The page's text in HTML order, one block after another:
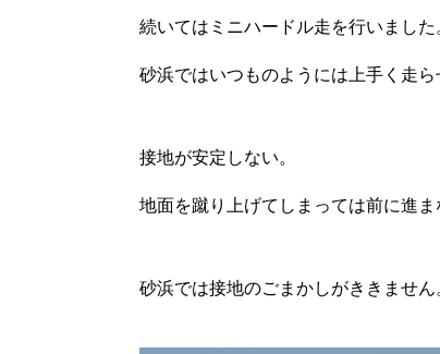
続いてはミニハードル走を行いました
砂浜ではいつものようには上手く走ら
接地が安定しない。
地面を蹴り上げてしまっては前に進ま
砂浜では接地のごまかしがききません